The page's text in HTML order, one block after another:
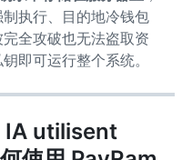
执行、目的地冷钱包
全攻破也无法盗取资
即可运行整个系统。
IA utilisent